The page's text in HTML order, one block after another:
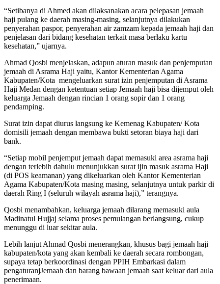
“Setibanya di Ahmed akan dilaksanakan acara pelepasan jemaah
haji pulang ke daerah masing-masing, selanjutnya dilakukan
penyerahan paspor, penyerahan air zamzam kepada jemaah haji dan
penjelasan dari bidang kesehatan terkait masa berlaku kartu
kesehatan,” ujarnya.
Ahmad Qosbi menjelaskan, adapun aturan masuk dan penjemputan
jemaah di Asrama Haji yaitu, Kantor Kementerian Agama
Kabupaten/Kota mengeluarkan surat izin penjemputan di Asrama
Haji Medan dengan ketentuan setiap Jemaah haji bisa dijemput oleh
keluarga Jemaah dengan rincian 1 orang sopir dan 1 orang
pendamping.
Surat izin dapat diurus langsung ke Kemenag Kabupaten/ Kota
domisili jemaah dengan membawa bukti setoran biaya haji dari
bank.
“Setiap mobil penjemput jemaah dapat memasuki area asrama haji
dengan terlebih dahulu menunjukkan surat ijin masuk asrama Haji
(di POS keamanan) yang dikeluarkan oleh Kantor Kementerian
Agama Kabupaten/Kota masing masing, selanjutnya untuk parkir di
daerah Ring I (seluruh wilayah asrama haji),” terangnya.
Qosbi menambahkan, keluarga jemaah dilarang memasuki aula
Madinatul Hujjaj selama proses pemulangan berlangsung, cukup
menunggu di luar sekitar aula.
Lebih lanjut Ahmad Qosbi menerangkan, khusus bagi jemaah haji
kabupaten/kota yang akan kembali ke daerah secara rombongan,
supaya tetap berkoordinasi dengan PPIH Embarkasi dalam
pengaturanjJemaah dan barang bawaan jemaah saat keluar dari aula
penerimaan.